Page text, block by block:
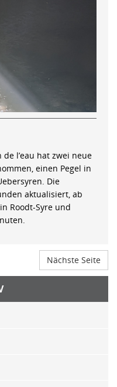
l’eau hat zwei neue
einen Pegel in
Die
aktualisiert, ab
Roodt-Syre und
Nächste Seite